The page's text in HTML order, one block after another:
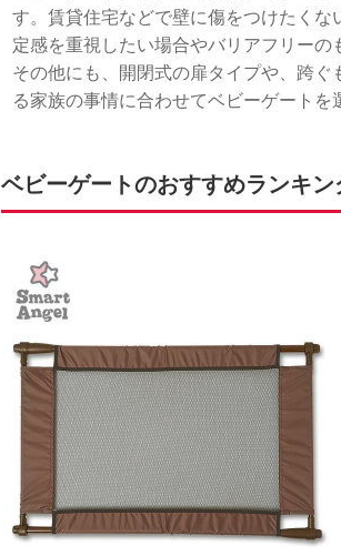
す。賃貸住宅などで壁に傷をつけたく
定感を重視したい場合やバリアフリー
その他にも、開閉式の扉タイプや、跨
る家族の事情に合わせてベビーゲートを
ベビーゲートのおすすめランキン